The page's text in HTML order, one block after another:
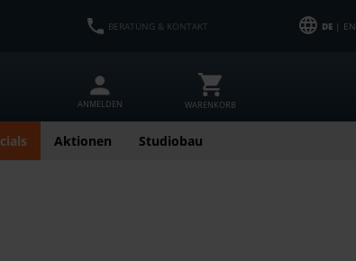
BERATUNG & KONTAKT DE| EN
ANMELDEN WARENKORB
Aktionen Studiobau